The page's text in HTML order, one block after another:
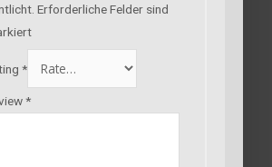
Erforderliche Felder sind
*
*